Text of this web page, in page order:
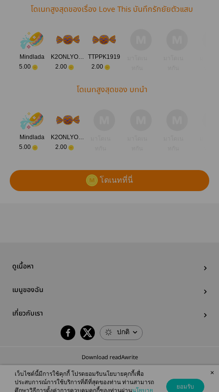
โดเนทสูงสุดของเรื่อง Love This บันทึกรักยัยตัวแสบ
Mindlada
5.00
K2ONLYONE
2.00
TTPPK1919
2.00
โดเนทสูงสุดของ บทนำ
Mindlada
5.00
K2ONLYONE
2.00
โดเนทที่นี่
ดูเนื้อหา
เมนูของฉัน
เกี่ยวกับเรา
ปกติ
Download readAwrite
เว็บไซต์นี้มีการใช้คุกกี้ โปรดยอมรับนโยบายคุกกี้เพื่อ
ประสบการณ์การใช้บริการที่ดีที่สุดของท่าน ท่านสามารถ
ศึกษาวิธีการตั้งค่าการควบคุมคุกกี้ของท่านผ่านนโยบาย
ยอมรับ
×